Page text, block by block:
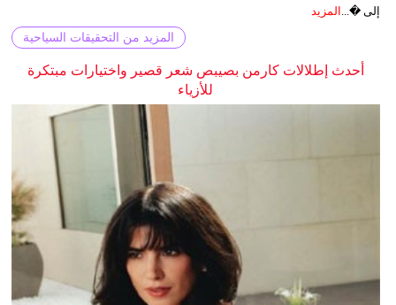
إلى �... المزيد
المزيد من التحقيقات السياحية
أحدث إطلالات كارمن بصيبص شعر قصير واختيارات مبتكرة
للأزياء